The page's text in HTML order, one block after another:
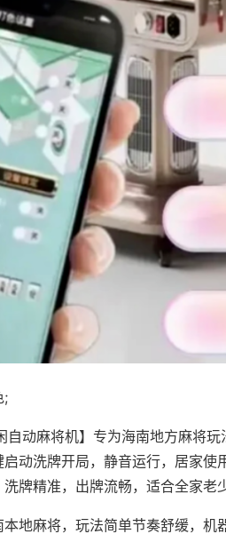
;
自动麻将机】专为海南地方麻将
动洗牌开局，静音运行，居家使
牌精准，出牌流畅，适合全家老
地麻将，玩法简单节奏舒缓，机